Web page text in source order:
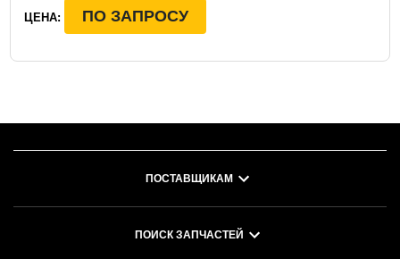
ЦЕНА: ПО ЗАПРОСУ
ПОСТАВЩИКАМ
ПОИСК ЗАПЧАСТЕЙ